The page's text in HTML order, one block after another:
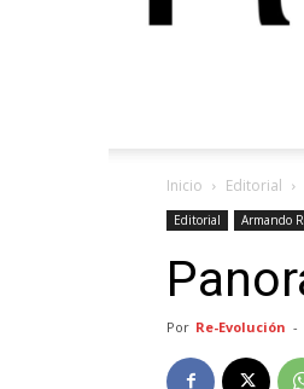
Inicio Editorial
Editorial Armando
Por Re-Evolución -